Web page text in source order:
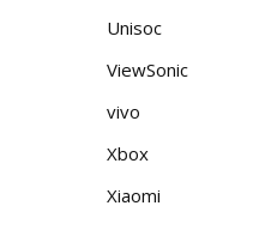
Unisoc
ViewSonic
vivo
Xbox
Xiaomi